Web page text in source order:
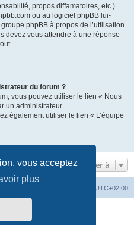
vous acceptez
plus
propos diffamatoires, etc.)
ou au logiciel phpBB lui-
phpBB à propos de l’utilisation
devez vous attendre à une réponse
du forum ?
vous pouvez utiliser le lien « Nous
un administrateur.
également utiliser le lien « L’équipe
Aller à
UTC+02:00
Software © phpBB Limited
phpBB-fr.com